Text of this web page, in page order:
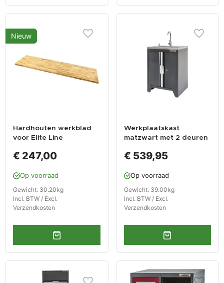
Nieuw
Hardhouten werkblad
voor Elite Line
55,5 x 4 cm -
€ 247,00
Op voorraad
Gewicht: 30.20kg
Incl. BTW / Excl.
Verzendkosten
Werkplaatskast
matzwart met 2 deuren
wasbak en waterkraan
€ 539,95
Op voorraad
Gewicht: 39.00kg
Incl. BTW / Excl.
Verzendkosten